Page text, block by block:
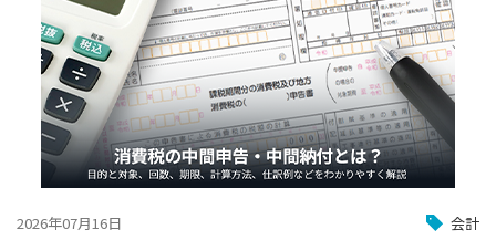
2026年07月16日 会計